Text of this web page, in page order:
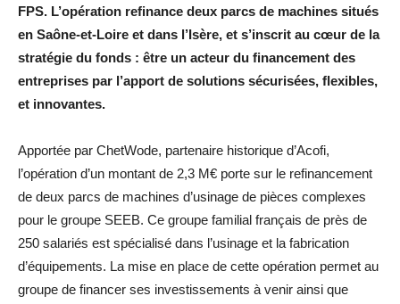
FPS. L’opération refinance deux parcs de machines situés
en Saône-et-Loire et dans l’Isère, et s’inscrit au cœur de la
stratégie du fonds : être un acteur du financement des
entreprises par l’apport de solutions sécurisées, flexibles,
et innovantes.
Apportée par ChetWode, partenaire historique d’Acofi,
l’opération d’un montant de 2,3 M€ porte sur le refinancement
de deux parcs de machines d’usinage de pièces complexes
pour le groupe SEEB. Ce groupe familial français de près de
250 salariés est spécialisé dans l’usinage et la fabrication
d’équipements. La mise en place de cette opération permet au
groupe de financer ses investissements à venir ainsi que